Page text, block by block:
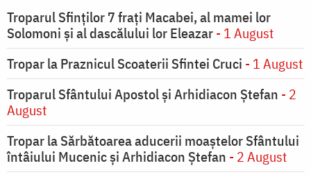
Troparul Sfinţilor 7 fraţi Macabei, al mamei lor
Solomoni şi al dascălului lor Eleazar- 1 August
Tropar la Praznicul Scoaterii Sfintei Cruci - 1 August
Troparul Sfântului Apostol și Arhidiacon Ștefan - 2
August
Tropar la Sărbătoarea aducerii moaştelor Sfântului
întâiului Mucenic şi Arhidiacon Ştefan - 2 August